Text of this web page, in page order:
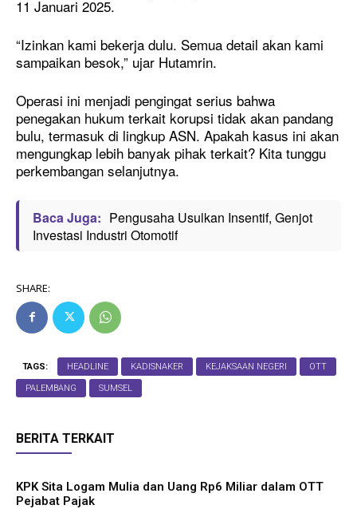
11 Januari 2025.
“Izinkan kami bekerja dulu. Semua detail akan kami
sampaikan besok,” ujar Hutamrin.
Operasi ini menjadi pengingat serius bahwa
penegakan hukum terkait korupsi tidak akan pandang
bulu, termasuk di lingkup ASN. Apakah kasus ini akan
mengungkap lebih banyak pihak terkait? Kita tunggu
perkembangan selanjutnya.
Baca Juga: Pengusaha Usulkan Insentif, Genjot
Investasi Industri Otomotif
SHARE:
TAGS: HEADLINE KADISNAKER KEJAKSAAN NEGERI OTT
PALEMBANG SUMSEL
BERITA TERKAIT
KPK Sita Logam Mulia dan Uang Rp6 Miliar dalam OTT
Pejabat Pajak